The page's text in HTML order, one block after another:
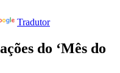
Tradutor
do ‘Mês do